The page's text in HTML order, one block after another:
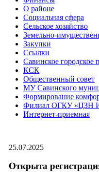
О районе
Социальная сфера
Сельское хозяйство
Земельно-
Закупки
Ссылки
Савинское городское
КСК
Общественный совет
МУ Савинского
Формирование
Филиал ОГКУ «ЦЗН
Интернет-приемная
25.07.2025
Открыта